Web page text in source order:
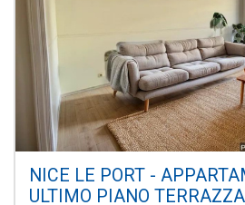
NICE LE PORT -
ULTIMO PIANO TERRAZZA